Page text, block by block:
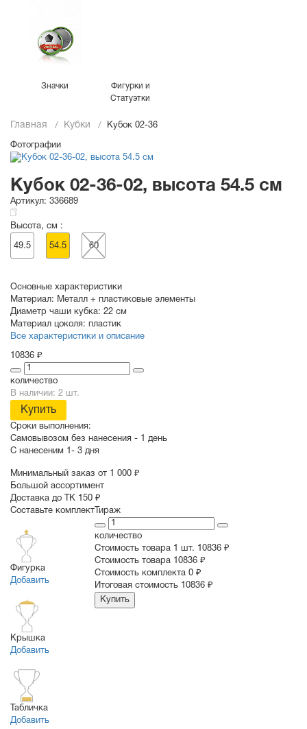
Значки
Фигурки и
Статуэтки
Главная Кубки Кубок 02-36
Фотографии
Кубок 02-36-02, высота 54.5 см
Артикул: 336689
Высота, см :
49.5 54.5 60
Основные характеристики
Материал: Металл + пластиковые элементы
Диаметр чаши кубка: 22 см
Материал цоколя: пластик
Все характеристики и описание
10836 ₽
количество
В наличии: 2 шт.
Купить
Сроки выполнения:
Самовывозом без нанесения -
1 день
С нанесеним
1- 3 дня
Минимальный заказ от 1 000 ₽
Большой ассортимент
Доставка до ТК 150 ₽
Составьте комплект
Фигурка
Добавить
Крышка
Добавить
Табличка
Добавить
Тираж
количество
Стоимость товара 1 шт.
10836 ₽
Cтоимость товара
10836 ₽
Стоимость комплекта 0 ₽
Итоговая стоимость
10836 ₽
Купить